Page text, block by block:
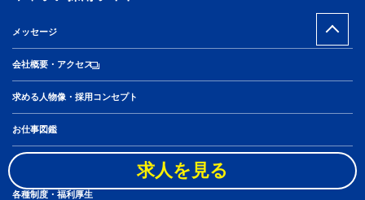
メッセージ
会社概要・アクセス
求める人物像・採用コンセプト
お仕事図鑑
社員10人のキャリアステップ
各種制度・福利厚生
求人を見る